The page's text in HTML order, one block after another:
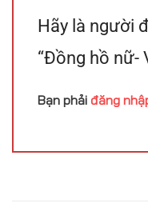
Hãy là người
“Đồng hồ nữ-
Bạn phải đăng